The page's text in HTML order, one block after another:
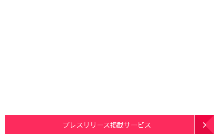
プレスリリース掲載サービス